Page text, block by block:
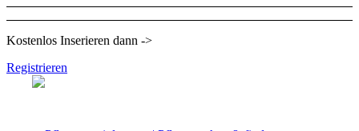
Kostenlos Inserieren dann ->
Registrieren